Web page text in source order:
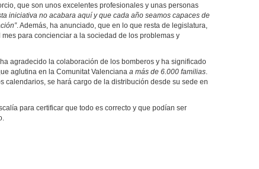
que son unos excelentes profesionales y unas personas
iniciativa no acabara aquí y que cada año seamos capaces de
. Además, ha anunciado, que en lo que resta de legislatura,
para concienciar a la sociedad de los problemas y
ha agradecido la colaboración de los bomberos y ha significado
aglutina en la Comunitat Valenciana a más de 6.000 familias.
calendarios, se hará cargo de la distribución desde su sede en
para certificar que todo es correcto y que podían ser